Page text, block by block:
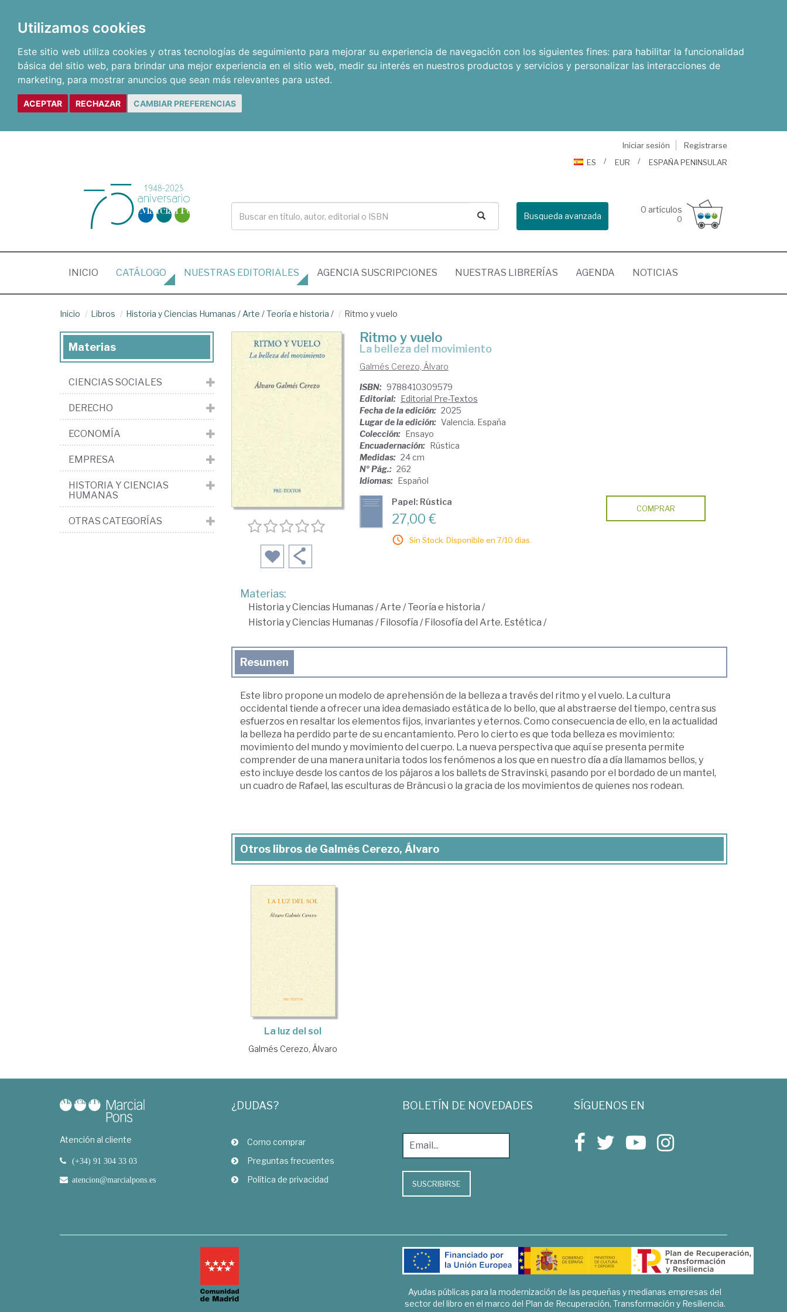
Utilizamos cookies
Este sitio web utiliza cookies y otras tecnologías de seguimiento para mejorar su experiencia de navegación con los siguientes fines: para habilitar la funcionalidad
básica del sitio web, para brindar una mejor experiencia en el sitio web, medir su interés en nuestros productos y servicios y personalizar las interacciones de
marketing, para mostrar anuncios que sean más relevantes para usted.
ACEPTAR RECHAZAR CAMBIAR PREFERENCIAS
Iniciar sesión
Registrarse
ES
EUR ESPAÑA PENINSULAR
Busqueda avanzada
0 artículos
0
INICIO (CURRENT)
CATÁLOGO NUESTRAS EDITORIALES AGENCIA SUSCRIPCIONES NUESTRAS LIBRERÍAS AGENDA NOTICIAS
Inicio Libros Historia y Ciencias Humanas / Arte /Teoría e historia / Ritmo y vuelo
Ritmo y vuelo
La belleza del movimiento
Galmés Cerezo, Álvaro
ISBN: 9788410309579
Editorial: Editorial Pre-Textos
Fecha de la edición: 2025
Lugar de la edición: Valencia. España
Colección: Ensayo
Encuadernación: Rústica
Medidas: 24 cm
Nº Pág.: 262
Idiomas: Español
Papel: Rústica
27,00 €
Sin Stock. Disponible en 7/10 días.
COMPRAR
Materias:
Historia y Ciencias Humanas/Arte /Teoría e historia /
Historia y Ciencias Humanas/Filosofía /Filosofía del Arte. Estética /
Resumen
Este libro propone un modelo de aprehensión de la belleza a través del ritmo y el vuelo. La cultura
occidental tiende a ofrecer una idea demasiado estática de lo bello, que al abstraerse del tiempo, centra sus
esfuerzos en resaltar los elementos fijos, invariantes y eternos. Como consecuencia de ello, en la actualidad
la belleza ha perdido parte de su encantamiento. Pero lo cierto es que toda belleza es movimiento:
movimiento del mundo y movimiento del cuerpo. La nueva perspectiva que aquí se presenta permite
comprender de una manera unitaria todos los fenómenos a los que en nuestro día a día llamamos bellos, y
esto incluye desde los cantos de los pájaros a los ballets de Stravinski, pasando por el bordado de un mantel,
un cuadro de Rafael, las esculturas de Brâncusi o la gracia de los movimientos de quienes nos rodean.
Otros libros de Galmés Cerezo, Álvaro
La luz del sol
Galmés Cerezo, Álvaro
Materias
CIENCIAS SOCIALES
DERECHO
ECONOMÍA
EMPRESA
HISTORIA Y CIENCIAS
HUMANAS
OTRAS CATEGORÍAS
Atención al cliente
(+34) 91 304 33 03
atencion@marcialpons.es
¿DUDAS?
Como comprar
Preguntas frecuentes
Política de privacidad
BOLETÍN DE NOVEDADES
SUSCRIBIRSE
SÍGUENOS EN
Ayudas públicas para la modernización de las pequeñas y medianas empresas del
sector del libro en el marco del Plan de Recuperación, Transformación y Resiliencia.